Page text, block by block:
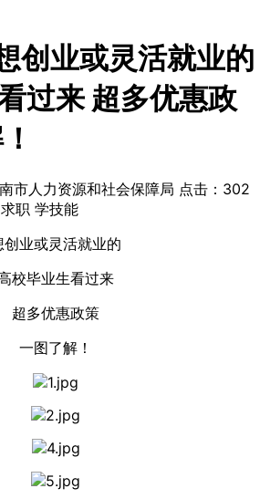
业或灵活就业的
过来 超多优惠政
市人力资源和社会保障局 点击： 302
职 学技能
创业或灵活就业的
校毕业生看过来
超多优惠政策
一图了解！